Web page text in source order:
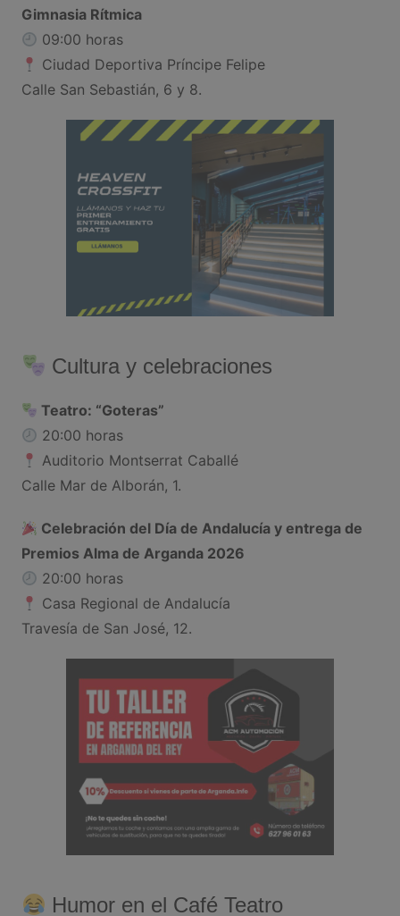
Gimnasia Rítmica
09:00 horas
Ciudad Deportiva Príncipe Felipe
Calle San Sebastián, 6 y 8.
Cultura y celebraciones
Teatro: “Goteras”
20:00 horas
Auditorio Montserrat Caballé
Calle Mar de Alborán, 1.
Celebración del Día de Andalucía y entrega de
Premios Alma de Arganda 2026
20:00 horas
Casa Regional de Andalucía
Travesía de San José, 12.
Humor en el Café Teatro